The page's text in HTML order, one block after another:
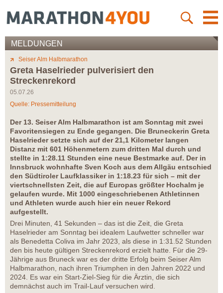
MELDUNGEN
Seiser Alm Halbmarathon
Greta Haselrieder pulverisiert den
Streckenrekord
05.07.26
Quelle: Pressemitteilung
Der 13. Seiser Alm Halbmarathon ist am Sonntag mit zwei
Favoritensiegen zu Ende gegangen. Die Bruneckerin Greta
Haselrieder setzte sich auf der 21,1 Kilometer langen
Distanz mit 601 Höhenmetern zum dritten Mal durch und
stellte in 1:28.11 Stunden eine neue Bestmarke auf. Der in
Innsbruck wohnhafte Sven Koch aus dem Allgäu entschied
den Südtiroler Laufklassiker in 1:18.23 für sich – mit der
viertschnellsten Zeit, die auf Europas größter Hochalm je
gelaufen wurde. Mit 1000 eingeschriebenen Athletinnen
und Athleten wurde auch hier ein neuer Rekord
aufgestellt.
Drei Minuten, 41 Sekunden – das ist die Zeit, die Greta
Haselrieder am Sonntag bei idealem Laufwetter schneller war
als Benedetta Coliva im Jahr 2023, als diese in 1:31.52 Stunden
den bis heute gültigen Streckenrekord erzielt hatte. Für die 29-
Jährige aus Bruneck war es der dritte Erfolg beim Seiser Alm
Halbmarathon, nach ihren Triumphen in den Jahren 2022 und
2024. Es war ein Start-Ziel-Sieg für die Ärztin, die sich
demnächst auch im Trail-Lauf versuchen wird.